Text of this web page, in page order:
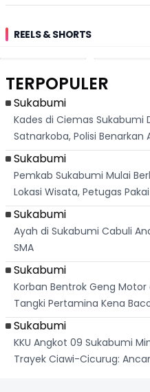
REELS & SHORTS
Pantai
Dari
Palabuhanratu
TERPOPULER
Sukabumi
Kades di Ciemas Sukabumi
Satnarkoba, Polisi Benarkan
Sukabumi
Pemkab Sukabumi Mulai
Lokasi Wisata, Petugas
Sukabumi
Ayah di Sukabumi Cabuli
SMA
Sukabumi
Korban Bentrok Geng
Tangki Pertamina Kena
Sukabumi
KKU Angkot 09 Sukabumi
Trayek Ciawi-Cicurug: